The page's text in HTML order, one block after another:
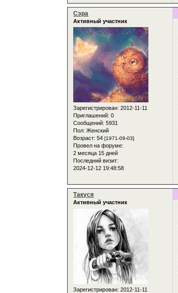
Сэра
Активный участник
Зарегистрирован: 2012-11-11
Приглашений: 0
Сообщений: 5931
Пол: Женский
Возраст: 54[1971-09-03]
Провел на форуме:
2 месяца 15 дней
Последний визит:
2024-12-12 19:48:58
Такуся
Активный участник
Зарегистрирован: 2012-11-11